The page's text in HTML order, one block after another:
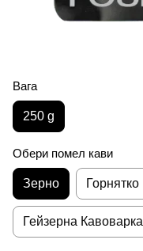
Вага
250 g
Обери помел кави
Зерно Горнятко
Гейзерна Кавоварка